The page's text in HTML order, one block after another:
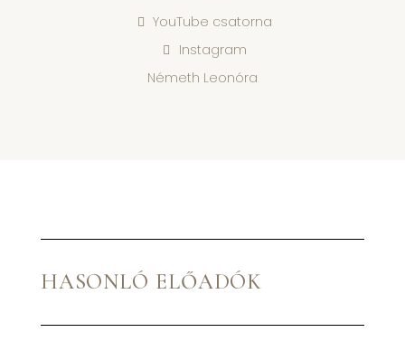
YouTube csatorna
Instagram
Németh Leonóra
HASONLÓ ELŐADÓK